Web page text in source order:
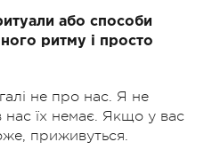
або способи
ритму і просто
не про нас. Я не
нас їх немає. Якщо у вас
приживуться.